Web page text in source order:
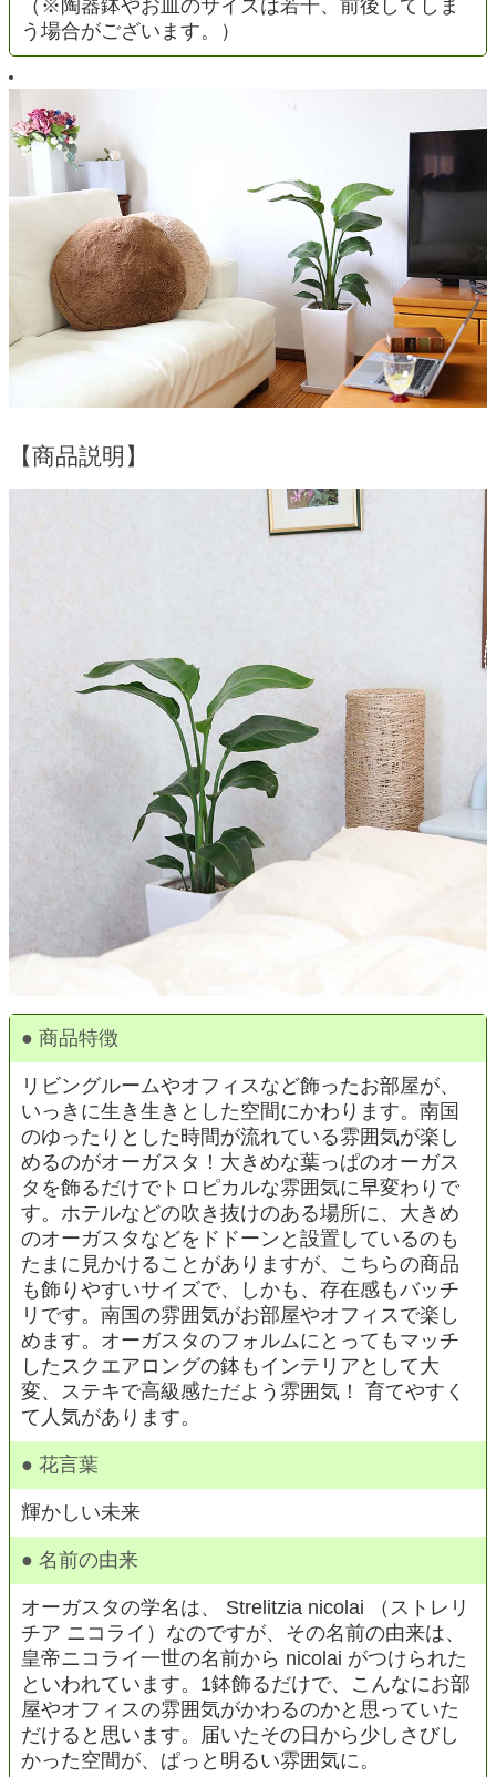
（※陶器鉢やお皿のサイズは若干、前後してしま
う場合がございます。）
【商品説明】
● 商品特徴
リビングルームやオフィスなど飾ったお部屋が、
いっきに生き生きとした空間にかわります。南国
のゆったりとした時間が流れている雰囲気が楽し
めるのがオーガスタ！大きめな葉っぱのオーガス
タを飾るだけでトロピカルな雰囲気に早変わりで
す。ホテルなどの吹き抜けのある場所に、大きめ
のオーガスタなどをドドーンと設置しているのも
たまに見かけることがありますが、こちらの商品
も飾りやすいサイズで、しかも、存在感もバッチ
リです。南国の雰囲気がお部屋やオフィスで楽し
めます。オーガスタのフォルムにとってもマッチ
したスクエアロングの鉢もインテリアとして大
変、ステキで高級感ただよう雰囲気！ 育てやすく
て人気があります。
● 花言葉
輝かしい未来
● 名前の由来
オーガスタの学名は、 Strelitzia nicolai （ストレリ
チア ニコライ）なのですが、その名前の由来は、
皇帝ニコライ一世の名前から nicolai がつけられた
といわれています。1鉢飾るだけで、こんなにお部
屋やオフィスの雰囲気がかわるのかと思っていた
だけると思います。届いたその日から少しさびし
かった空間が、ぱっと明るい雰囲気に。